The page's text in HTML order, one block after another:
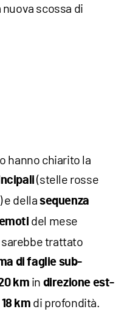
nuova scossa di
hanno chiarito la
(stelle rosse
e dellasequenza
del mese
trattato
di faglie sub-
km in direzione est-
18 km di profondità.